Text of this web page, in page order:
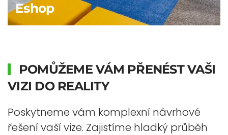
Eshop
POMŮŽEME VÁM PŘENÉST VAŠI
VIZI DO REALITY
Poskytneme vám komplexní návrhové
řešení vaší vize. Zajistíme hladký průběh